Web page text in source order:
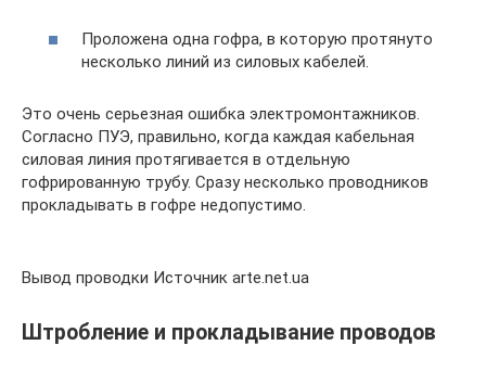
Проложена одна гофра, в которую протянуто
несколько линий из силовых кабелей.
Это очень серьезная ошибка электромонтажников.
Согласно ПУЭ, правильно, когда каждая кабельная
силовая линия протягивается в отдельную
гофрированную трубу. Сразу несколько проводников
прокладывать в гофре недопустимо.
Вывод проводки Источник arte.net.ua
Штробление и прокладывание проводов